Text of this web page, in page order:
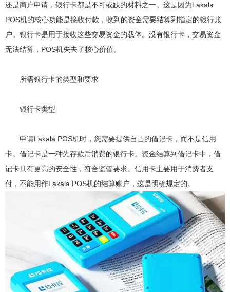
还是商户申请，银行卡都是不可或缺的材料之一。这是因为Lakala
POS机的核心功能是接收付款，收到的资金需要结算到指定的银行账
户。银行卡是用于接收这些交易资金的载体。没有银行卡，交易资金
无法结算，POS机失去了核心价值。
所需银行卡的类型和要求
银行卡类型
申请Lakala POS机时，您需要提供自己的借记卡，而不是信用
卡。借记卡是一种先存款后消费的银行卡。资金结算到借记卡中，借
记卡具有更高的安全性，符合监管要求。信用卡主要用于消费者支
付，不能用作Lakala POS机的结算账户，这是明确规定的。